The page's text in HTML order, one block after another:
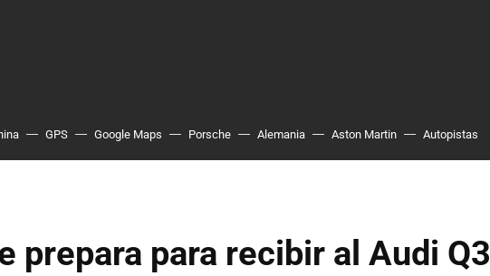
GPS Google Maps Porsche Alemania Aston Martin Autopistas
prepara para recibir al Audi Q3